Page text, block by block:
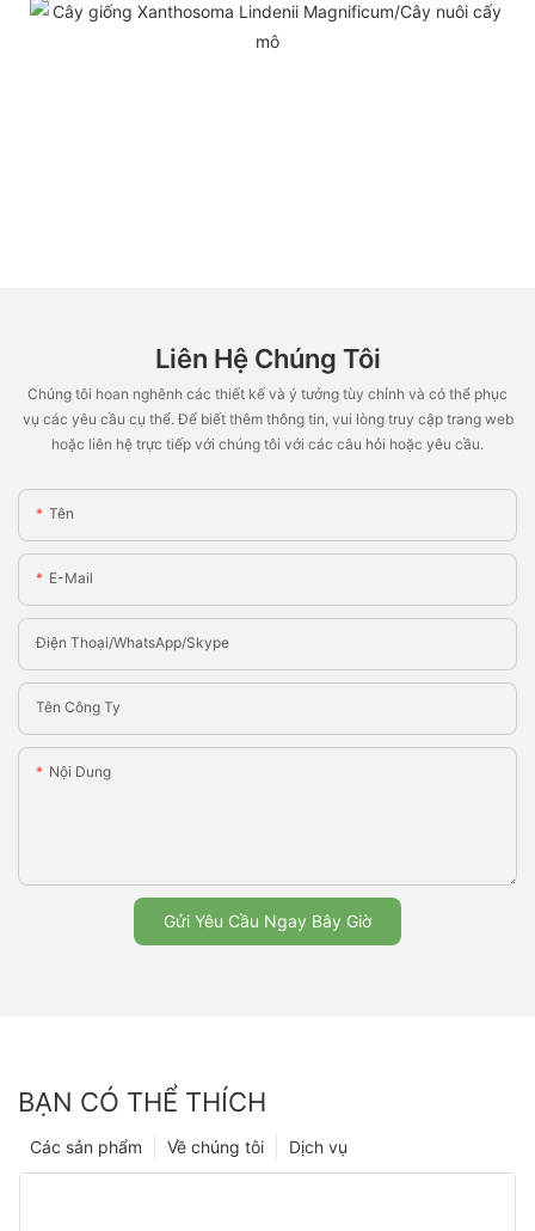
Liên Hệ Chúng Tôi
Chúng tôi hoan nghênh các thiết kế và ý tưởng tùy chỉnh và có thể phục
vụ các yêu cầu cụ thể. Để biết thêm thông tin, vui lòng truy cập trang web
hoặc liên hệ trực tiếp với chúng tôi với các câu hỏi hoặc yêu cầu.
Tên
E-Mail
Điện Thoại/WhatsApp/Skype
Tên Công Ty
Nội Dung
Gửi Yêu Cầu Ngay Bây Giờ
BẠN CÓ THỂ THÍCH
Dịch vụ
Về chúng tôi
Các sản phẩm